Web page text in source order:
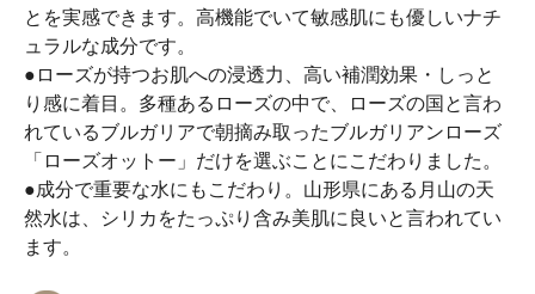
とを実感できます。高機能でいて敏感肌にも優しいナチ
ュラルな成分です。
●ローズが持つお肌への浸透力、高い補潤効果・しっと
り感に着目。多種あるローズの中で、ローズの国と言わ
れているブルガリアで朝摘み取ったブルガリアンローズ
「ローズオットー」だけを選ぶことにこだわりました。
●成分で重要な水にもこだわり。山形県にある月山の天
然水は、シリカをたっぷり含み美肌に良いと言われてい
ます。